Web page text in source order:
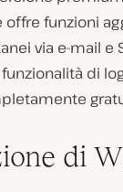
offre funzioni
via e-mail e
di
di